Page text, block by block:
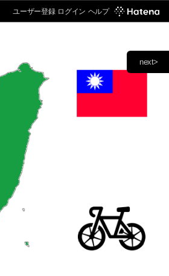
ユーザー登録 ログイン ヘルプ
next>